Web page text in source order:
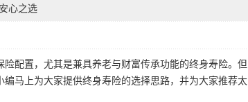
心之选
配置，尤其是兼具养老与财富传承功能的终身寿险。但
马上为大家提供终身寿险的选择思路，并为大家推荐太